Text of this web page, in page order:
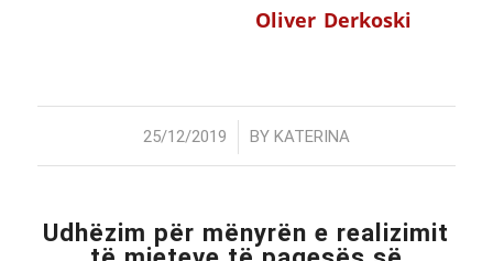
Oliver Derkoski
25/12/2019
/ BY KATERINA
Udhëzim për mënyrën e realizimit